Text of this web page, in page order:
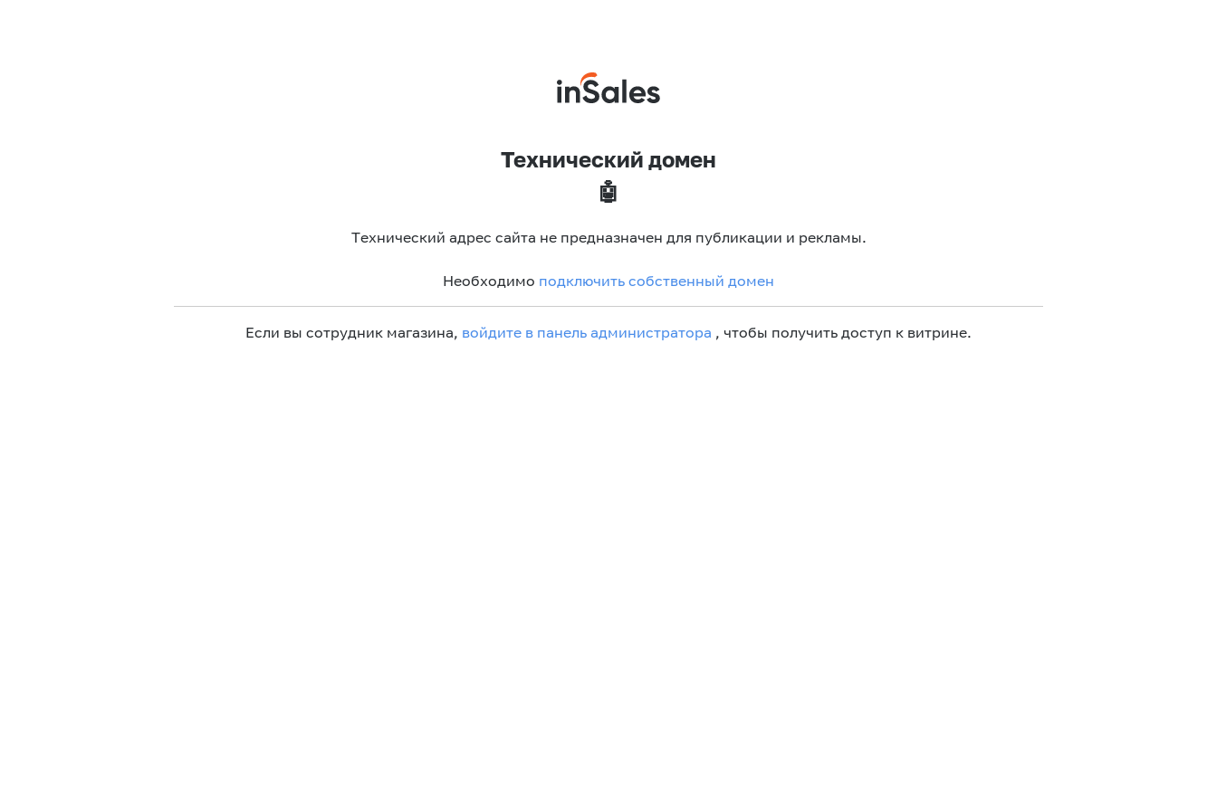
Технический домен
🤖
Технический адрес сайта не предназначен для публикации и рекламы.
Необходимо подключить собственный домен
Если вы сотрудник магазина, войдите в панель администратора , чтобы получить доступ к витрине.